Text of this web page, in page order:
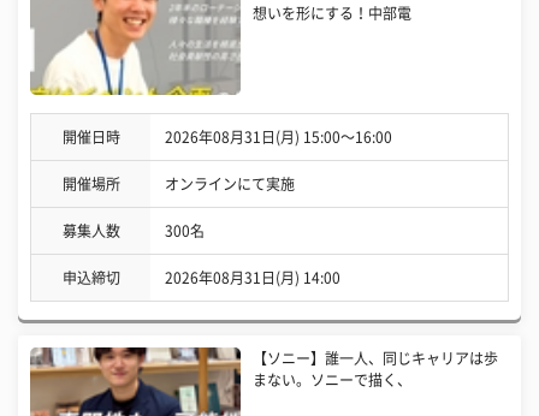
想いを形にする！中部電
開催日時 2026年08月31日(月) 15:00〜16:00
開催場所 オンラインにて実施
募集人数 300名
申込締切 2026年08月31日(月) 14:00
【ソニー】誰一人、同じキャリアは歩
まない。ソニーで描く、